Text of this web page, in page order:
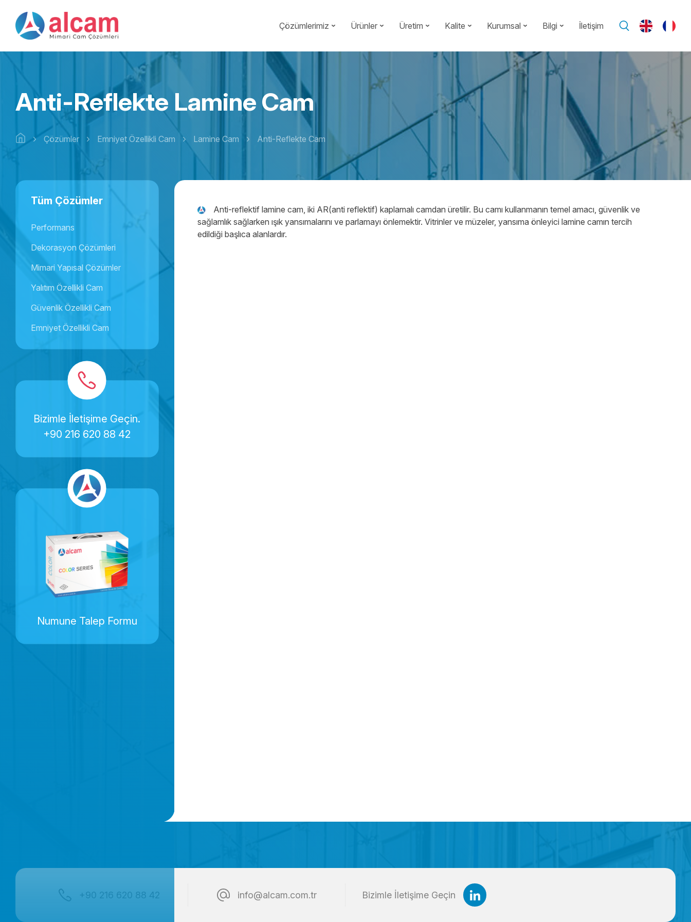
Çözümlerimiz Ürünler Üretim Kalite Kurumsal Bilgi İletişim
Anti-Reflekte Lamine Cam
Çözümler Emniyet Özellikli Cam Lamine Cam Anti-Reflekte Cam
Tüm Çözümler
Performans
Dekorasyon Çözümleri
Mimari Yapısal Çözümler
Yalıtım Özellikli Cam
Güvenlik Özellikli Cam
Emniyet Özellikli Cam
Bizimle İletişime Geçin.
+90 216 620 88 42
Numune Talep Formu
Anti-reflektif lamine cam, iki AR(anti reflektif) kaplamalı camdan üretilir. Bu camı kullanmanın temel amacı, güvenlik ve
sağlamlık sağlarken ışık yansımalarını ve parlamayı önlemektir. Vitrinler ve müzeler, yansıma önleyici lamine camın tercih
edildiği başlıca alanlardır.
+90 216 620 88 42 info@alcam.com.tr Bizimle İletişime Geçin